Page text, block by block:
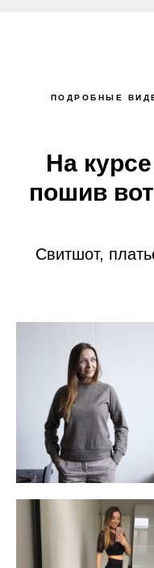
ПОДРОБНЫЕ
На
пошив
Свитшот,